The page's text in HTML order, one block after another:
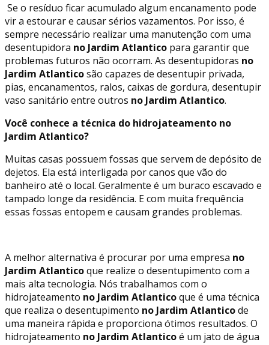
Se o resíduo ficar acumulado algum encanamento pode
vir a estourar e causar sérios vazamentos. Por isso, é
sempre necessário realizar uma manutenção com uma
desentupidora no Jardim Atlantico para garantir que
problemas futuros não ocorram. As desentupidoras no
Jardim Atlanticosão capazes de desentupir privada,
pias, encanamentos, ralos, caixas de gordura, desentupir
vaso sanitário entre outros no Jardim Atlantico.
Você conhece a técnica do hidrojateamento no
Jardim Atlantico?
Muitas casas possuem fossas que servem de depósito de
dejetos. Ela está interligada por canos que vão do
banheiro até o local. Geralmente é um buraco escavado e
tampado longe da residência. E com muita frequência
essas fossas entopem e causam grandes problemas.
A melhor alternativa é procurar por uma empresa no
Jardim Atlanticoque realize o desentupimento com a
mais alta tecnologia. Nós trabalhamos com o
hidrojateamento no Jardim Atlanticoque é uma técnica
que realiza o desentupimento no Jardim Atlanticode
uma maneira rápida e proporciona ótimos resultados. O
hidrojateamento no Jardim Atlanticoé um jato de água